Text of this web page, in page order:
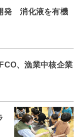
発 消化液を有機
、漁業中核企業